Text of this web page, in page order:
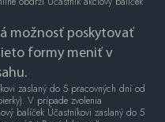
možnosť poskytovať
formy meniť v
zaslaný do 5 pracovných dní od
V prípade zvolenia
balíček Účastníkovi zaslaný do 5